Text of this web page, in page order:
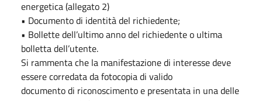
energetica (allegato 2)
• Documento di identità del richiedente;
• Bollette dell’ultimo anno del richiedente o ultima
bolletta dell’utente.
Si rammenta che la manifestazione di interesse deve
essere corredata da fotocopia di valido
documento di riconoscimento e presentata in una delle